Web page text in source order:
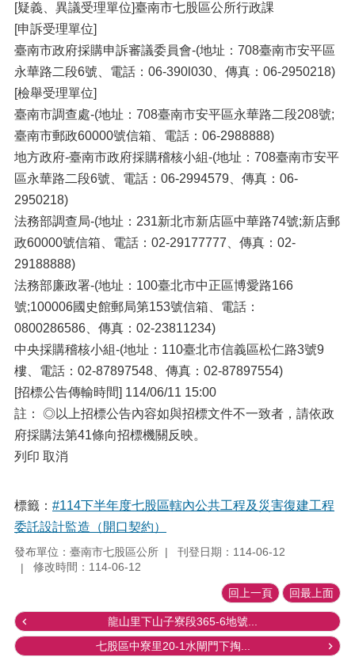
[疑義、異議受理單位]臺南市七股區公所行政課
[申訴受理單位]
臺南市政府採購申訴審議委員會-(地址：708臺南市安平區
永華路二段6號、電話：06-390l030、傳真：06-2950218)
[檢舉受理單位]
臺南市調查處-(地址：708臺南市安平區永華路二段208號;
臺南市郵政60000號信箱、電話：06-2988888)
地方政府-臺南市政府採購稽核小組-(地址：708臺南市安平
區永華路二段6號、電話：06-2994579、傳真：06-
2950218)
法務部調查局-(地址：231新北市新店區中華路74號;新店郵
政60000號信箱、電話：02-29177777、傳真：02-
29188888)
法務部廉政署-(地址：100臺北市中正區博愛路166
號;100006國史館郵局第153號信箱、電話：
0800286586、傳真：02-23811234)
中央採購稽核小組-(地址：110臺北市信義區松仁路3號9
樓、電話：02-87897548、傳真：02-87897554)
[招標公告傳輸時間] 114/06/11 15:00
註： ◎以上招標公告內容如與招標文件不一致者，請依政
府採購法第41條向招標機關反映。
列印 取消
標籤： #114下半年度七股區轄內公共工程及災害復建工程
委託設計監造（開口契約）
發布單位：臺南市七股區公所
刊登日期：114-06-12
修改時間：114-06-12
回上一頁 回最上面
龍山里下山子寮段365-6地號...
七股區中寮里20-1水閘門下掏...